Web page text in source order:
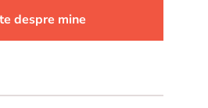
despre mine